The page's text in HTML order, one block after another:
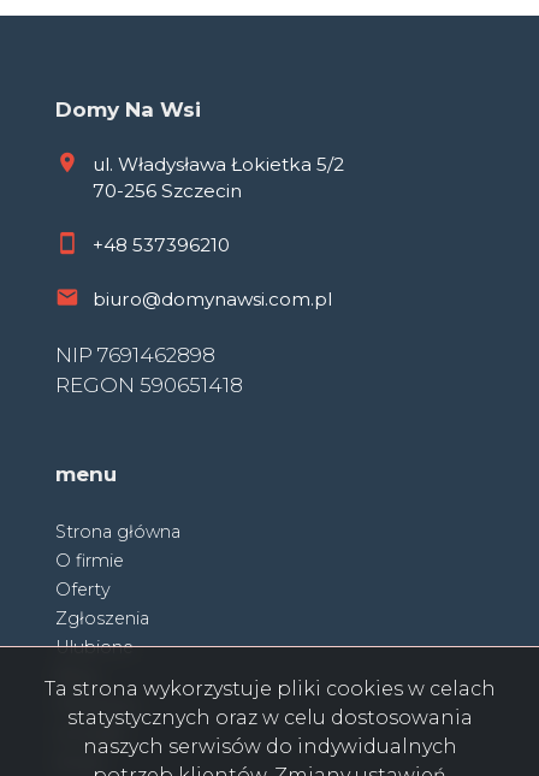
Domy Na Wsi
ul. Władysława Łokietka 5/2
70-256 Szczecin
+48 537396210
biuro@domynawsi.com.pl
NIP 7691462898
REGON 590651418
menu
Strona główna
O firmie
Oferty
Zgłoszenia
Ulubione
Kontakt
Ta strona wykorzystuje pliki cookies w celach
statystycznych oraz w celu dostosowania
naszych serwisów do indywidualnych